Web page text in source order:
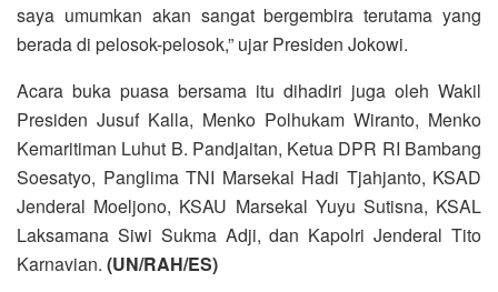
saya umumkan akan sangat bergembira terutama yang
berada di pelosok-pelosok,” ujar Presiden Jokowi.
Acara buka puasa bersama itu dihadiri juga oleh Wakil
Presiden Jusuf Kalla, Menko Polhukam Wiranto, Menko
Kemaritiman Luhut B. Pandjaitan, Ketua DPR RI Bambang
Soesatyo, Panglima TNI Marsekal Hadi Tjahjanto, KSAD
Jenderal Moeljono, KSAU Marsekal Yuyu Sutisna, KSAL
Laksamana Siwi Sukma Adji, dan Kapolri Jenderal Tito
Karnavian. (UN/RAH/ES)